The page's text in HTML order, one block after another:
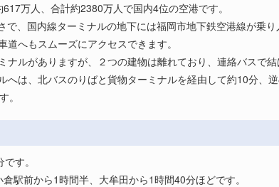
万人、合計約2380万人で国内4位の空港です。
、国内線ターミナルの地下には福岡市地下鉄空港線が乗り
へもスムーズにアクセスできます。
ルがありますが、２つの建物は離れており、連絡バスで結
は、北バスのりばと貨物ターミナルを経由して約10分、
。
す。
駅前から1時間半、大牟田から1時間40分ほどです。